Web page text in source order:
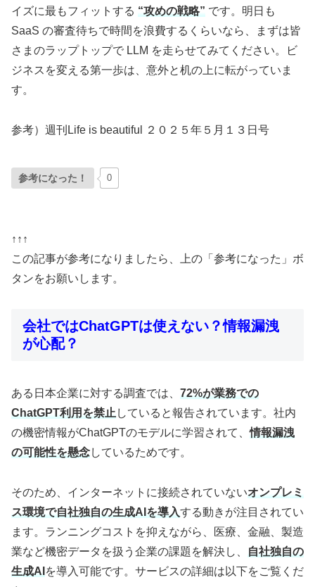
イズに最もフィットする “攻めの戦略” です。明日も
SaaS の審査待ちで時間を浪費するくらいなら、まずは皆
さまのラップトップで LLM を走らせてみてください。ビ
ジネスを変える第一歩は、意外と机の上に転がっていま
す。
参考）週刊Life is beautiful ２０２５年５月１３日号
参考になった！ 0
↑↑↑
この記事が参考になりましたら、上の「参考になった」ボ
タンをお願いします。
会社ではChatGPTは使えない？情報漏洩
が心配？
ある日本企業に対する調査では、 72%が業務での
ChatGPT利用を禁止 していると報告されています。社内
の機密情報がChatGPTのモデルに学習されて、情報漏洩
の可能性を懸念しているためです。
そのため、インターネットに接続されていないオンプレミ
ス環境で自社独自の生成AIを導入する動きが注目されてい
ます。ランニングコストを抑えながら、医療、金融、製造
業など機密データを扱う企業の課題を解決し、
自社独自の
生成AI を導入可能です。サービスの詳細は以下をご覧くだ